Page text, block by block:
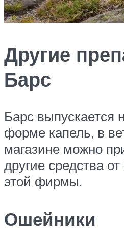
Другие
Барс
Барс выпускается
форме капель, в
магазине можно
другие средства
этой фирмы.
Ошейники